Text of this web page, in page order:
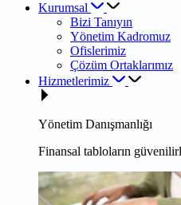
Kurumsal
Bizi Tanıyın
Yönetim Kadromuz
Ofislerimiz
Çözüm Ortaklarımız
Hizmetlerimiz
Yönetim Danışmanlığı
Finansal tabloların